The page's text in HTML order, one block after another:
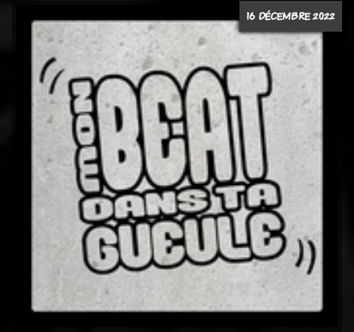
16 DÉCEMBRE 2022